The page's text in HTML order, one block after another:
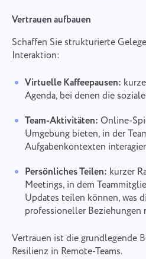
Vertrauen aufbauen
Schaffen Sie strukturierte
Interaktion:
Virtuelle Kaffeepausen:
Agenda, bei denen die
Team-Aktivitäten: Online-
Umgebung bieten, in der
Aufgabenkontexten
Persönliches Teilen: kurzer
Meetings, in dem
Updates teilen können, was
professioneller Beziehungen
Vertrauen ist die grundlegende
Resilienz in Remote-Teams.